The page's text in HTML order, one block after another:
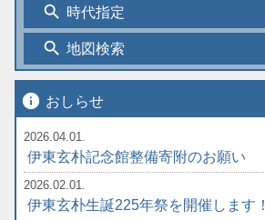
search 時代指定
search 地図検索
info おしらせ
2026.04.01.
伊東玄朴記念館整備寄附のお願い
2026.02.01.
伊東玄朴生誕225年祭を開催します！